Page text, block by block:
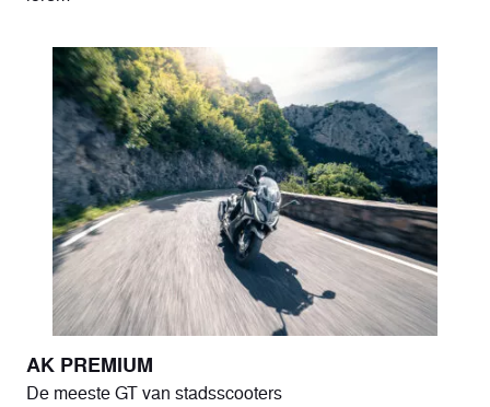
AK PREMIUM
De meeste GT van stadsscooters